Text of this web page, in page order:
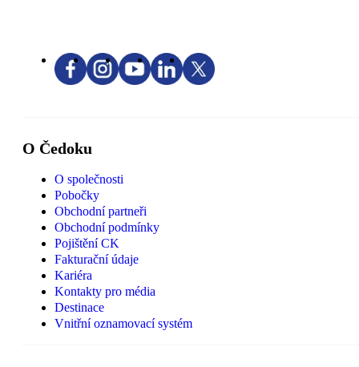
O Čedoku
O společnosti
Pobočky
Obchodní partneři
Obchodní podmínky
Pojištění CK
Fakturační údaje
Kariéra
Kontakty pro média
Destinace
Vnitřní oznamovací systém